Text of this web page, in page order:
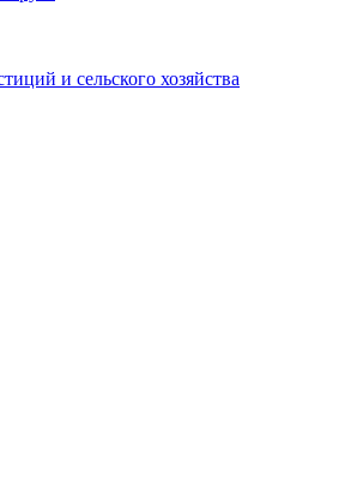
и сельского хозяйства